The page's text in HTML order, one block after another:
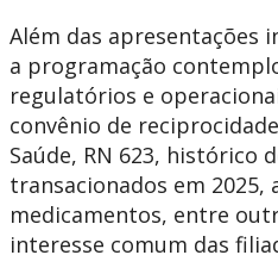
Além das apresentações
a programação
regulatórios e
convênio de
Saúde, RN 623, histórico
transacionados em 2025,
medicamentos, entre
interesse comum das